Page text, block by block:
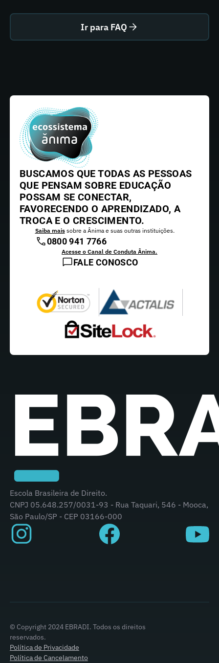
Ir para FAQ
BUSCAMOS QUE TODAS AS PESSOAS
QUE PENSAM SOBRE EDUCAÇÃO
POSSAM SE CONECTAR,
FAVORECENDO O APRENDIZADO, A
TROCA E O CRESCIMENTO.
Saiba maissobre a Ânima e suas outras instituições.
0800 941 7766
Acesse o Canal de Conduta Ânima.
FALE CONOSCO
Escola Brasileira de Direito.
CNPJ 05.648.257/0031-93 - Rua Taquari, 546 - Mooca,
São Paulo/SP - CEP 03166-000
© Copyright 2024 EBRADI. Todos os direitos
reservados.
Política de Privacidade
Política de Cancelamento